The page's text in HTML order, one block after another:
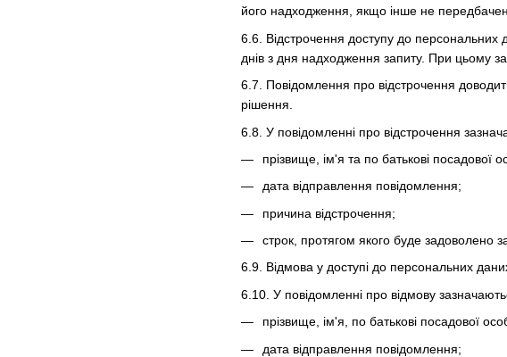
його надходження, якщо інше не
6.6. Відстрочення доступу до персональних
днів з дня надходження запиту. При цьому
6.7. Повідомлення про відстрочення
рішення.
6.8. У повідомленні про відстрочення
прізвище, ім'я та по батькові посадової
дата відправлення повідомлення;
причина відстрочення;
строк, протягом якого буде задоволено
6.9. Відмова у доступі до персональних
6.10. У повідомленні про відмову
прізвище, ім'я, по батькові посадової
дата відправлення повідомлення;